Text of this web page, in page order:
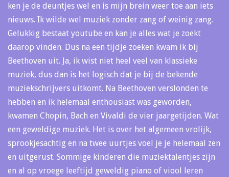
ken je de deuntjes wel en is mijn brein weer toe aan iets
nieuws. Ik wilde wel muziek zonder zang of weinig zang.
Gelukkig bestaat youtube en kan je alles wat je zoekt
daarop vinden. Dus na een tijdje zoeken kwam ik bij
Beethoven uit. Ja, ik wist niet heel veel van klassieke
muziek, dus dan is het logisch dat je bij de bekende
muziekschrijvers uitkomt. Na Beethoven verslonden te
hebben en ik helemaal enthousiast was geworden,
kwamen Chopin, Bach en Vivaldi de vier jaargetijden. Wat
een geweldige muziek. Het is over het algemeen vrolijk,
sprookjesachtig en na twee uurtjes voel je je helemaal zen
en uitgerust. Sommige kinderen die muziektalentjes zijn
en al op vroege leeftijd geweldig piano of viool leren